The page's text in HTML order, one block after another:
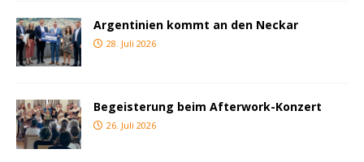
Argentinien kommt an den Neckar
28. Juli 2026
Begeisterung beim Afterwork-Konzert
26. Juli 2026